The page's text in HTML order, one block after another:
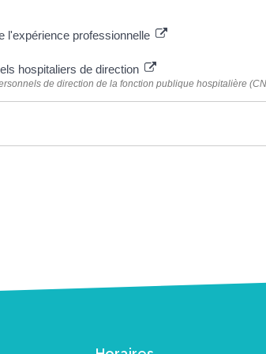
l'expérience professionnelle
hospitaliers de direction
de direction de la fonction publique hospitalière